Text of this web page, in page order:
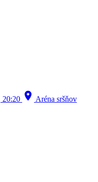
20:20 location_on Aréna sršňov